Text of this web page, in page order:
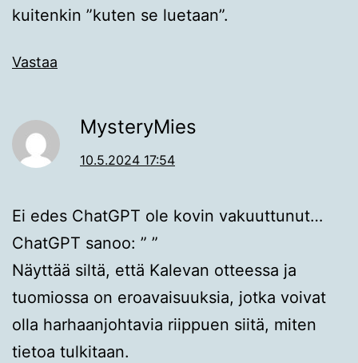
kuitenkin ”kuten se luetaan”.
Vastaa
MysteryMies
10.5.2024 17:54
Ei edes ChatGPT ole kovin vakuuttunut…
ChatGPT sanoo: ” ”
Näyttää siltä, että Kalevan otteessa ja
tuomiossa on eroavaisuuksia, jotka voivat
olla harhaanjohtavia riippuen siitä, miten
tietoa tulkitaan.